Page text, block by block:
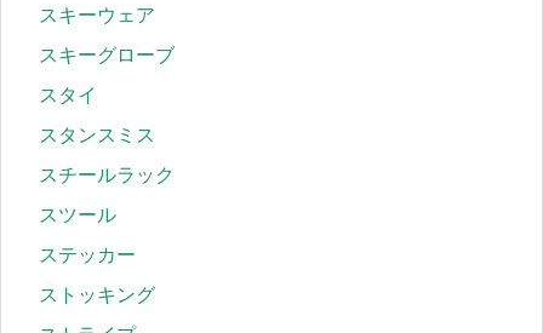
スキーウェア
スキーグローブ
スタイ
スタンスミス
スチールラック
スツール
ステッカー
ストッキング